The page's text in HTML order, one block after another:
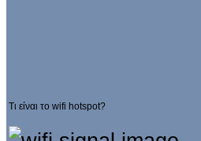
Τι είναι το wifi hotspot?